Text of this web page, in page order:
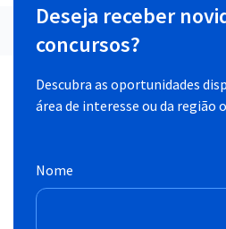
Deseja receber
concursos?
Descubra as oportunidades
área de interesse ou da região
Nome